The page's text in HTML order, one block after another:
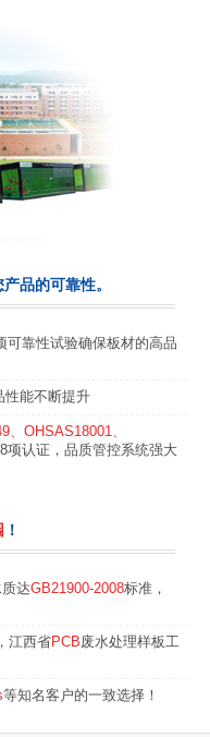
品的可靠性。
可靠性试验确保板材的高品
性能不断提升
、OHSAS18001、
项认证，品质管控系统强大
！
达GB21900-2008标准，
江西省PCB废水处理样板工
等知名客户的一致选择！